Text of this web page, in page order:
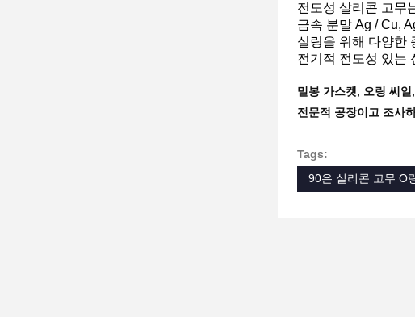
전도성 살리콘 고무
금속 분말 Ag / Cu,
실링을 위해 다양한
전기적 전도성 있는
밀봉 가스켓, 오링 씨
전문적 공장이고 조사
Tags:
90은 실리콘 고무 O